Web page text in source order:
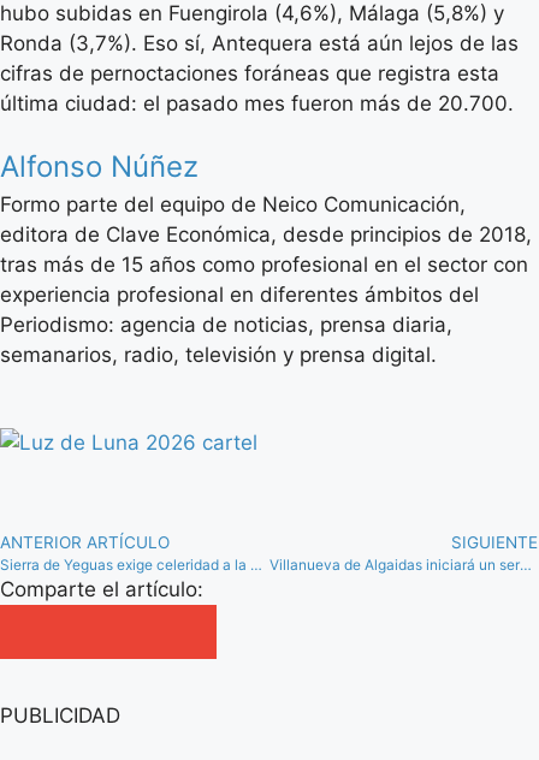
hubo subidas en Fuengirola (4,6%), Málaga (5,8%) y
Ronda (3,7%). Eso sí, Antequera está aún lejos de las
cifras de pernoctaciones foráneas que registra esta
última ciudad: el pasado mes fueron más de 20.700.
Alfonso Núñez
Formo parte del equipo de Neico Comunicación,
editora de Clave Económica, desde principios de 2018,
tras más de 15 años como profesional en el sector con
experiencia profesional en diferentes ámbitos del
Periodismo: agencia de noticias, prensa diaria,
semanarios, radio, televisión y prensa digital.
ANTERIOR ARTÍCULO
Sierra de Yeguas exige celeridad a la Junta para que acometa los arreglos pendientes en caminos rurales
SIGUIENTE
Villanueva de Algaidas iniciará un servicio de orientación laboral y formativa a partir de septiembre
Comparte el artículo:
PUBLICIDAD